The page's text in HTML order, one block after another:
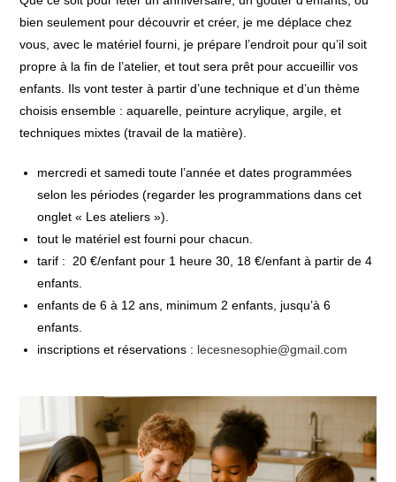
bien seulement pour découvrir et créer, je me déplace chez
vous, avec le matériel fourni, je prépare l’endroit pour qu’il soit
propre à la fin de l’atelier, et tout sera prêt pour accueillir vos
enfants. Ils vont tester à partir d’une technique et d’un thème
choisis ensemble : aquarelle, peinture acrylique, argile, et
techniques mixtes (travail de la matière).
mercredi et samedi toute l’année et dates programmées
selon les périodes (regarder les programmations dans cet
onglet « Les ateliers »).
tout le matériel est fourni pour chacun.
tarif : 20 €/enfant pour 1 heure 30, 18 €/enfant à partir de 4
enfants.
enfants de 6 à 12 ans, minimum 2 enfants, jusqu’à 6
enfants.
inscriptions et réservations : lecesnesophie@gmail.com